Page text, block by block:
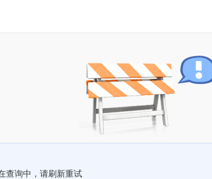
查询中，请刷新重试